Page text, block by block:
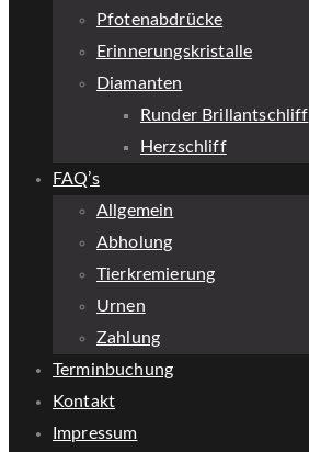
Pfotenabdrücke
Erinnerungskristalle
Diamanten
Runder Brillantschliff
Herzschliff
FAQ’s
Allgemein
Abholung
Tierkremierung
Urnen
Zahlung
Terminbuchung
Kontakt
Impressum